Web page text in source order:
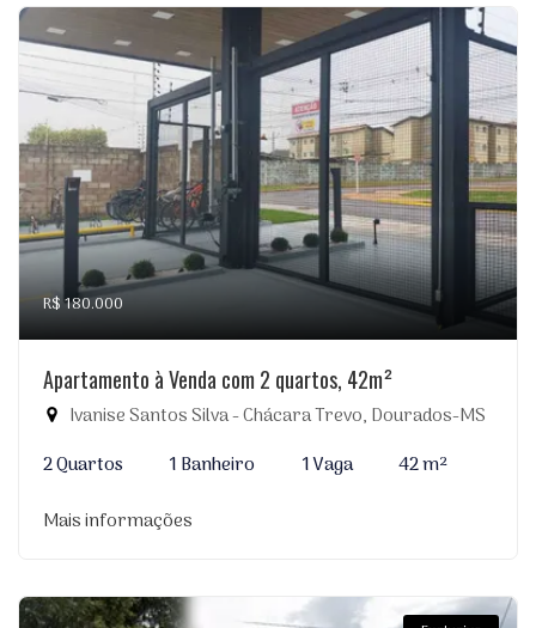
R$ 180.000
Apartamento à Venda com 2 quartos, 42m²
Ivanise Santos Silva - Chácara Trevo, Dourados-MS
2 Quartos
1 Banheiro 1 Vaga
42 m²
Mais informações